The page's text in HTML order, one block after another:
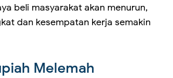
beli masyarakat akan menurun,
dan kesempatan kerja semakin
Melemah